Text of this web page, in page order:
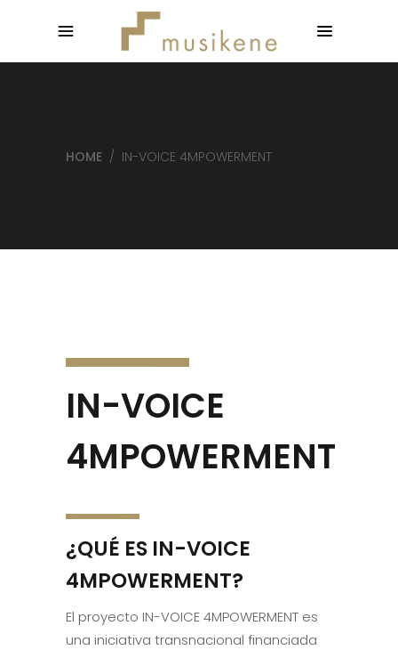
HOME / IN-VOICE 4MPOWERMENT
IN-VOICE
4MPOWERMENT
¿QUÉ ES IN-VOICE
4MPOWERMENT?
El proyecto IN-VOICE 4MPOWERMENT es
una iniciativa transnacional financiada